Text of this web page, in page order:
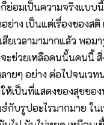
เป็นความจริงแบบนี้แห
ย่าง เป็นแต่เรื่องของส
สียเวลามามากแล้ว พ
ะช่วยเหลือคนนั้นคนนี้ สิ่
ายๆ อย่าง ต่อไปจนเว
ให้เป็นที่แสดงของสุขข
บรูปอะไรมากมาย ใน